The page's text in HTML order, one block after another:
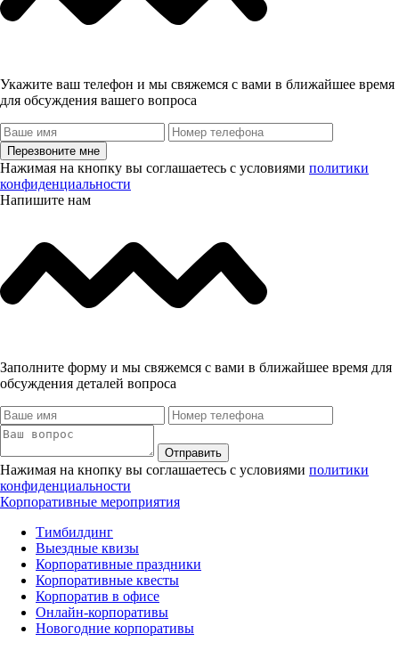
Укажите ваш телефон и мы свяжемся с вами в ближайшее время
для обсуждения вашего вопроса
Перезвоните мне
Нажимая на кнопку вы соглашаетесь с условиями политики
конфиденциальности
Напишите нам
Заполните форму и мы свяжемся с вами в ближайшее время для
обсуждения деталей вопроса
Отправить
Нажимая на кнопку вы соглашаетесь с условиями политики
конфиденциальности
Корпоративные мероприятия
Тимбилдинг
Выездные квизы
Корпоративные праздники
Корпоративные квесты
Корпоратив в офисе
Онлайн-корпоративы
Новогодние корпоративы